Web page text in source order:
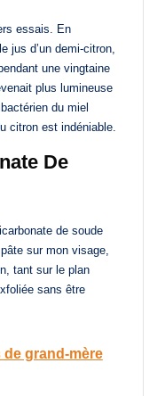
essais. En
jus d’un demi-citron,
une vingtaine
plus lumineuse
du miel
citron est indéniable.
De
de soude
sur mon visage,
tant sur le plan
sans être
de grand-mère